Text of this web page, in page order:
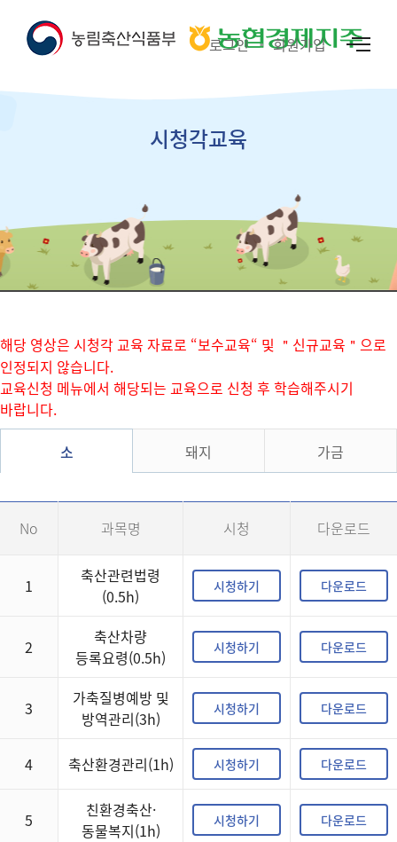
로그인 회원가입
시청각교육
해당 영상은 시청각 교육 자료로 “보수교육“ 및 ＂신규교육＂으로
인정되지 않습니다.
교육신청 메뉴에서 해당되는 교육으로 신청 후 학습해주시기
바랍니다.
소
돼지 가금
No 과목명 시청 다운로드
1
축산관련법령
(0.5h)
시청하기 다운로드
2
축산차량
등록요령(0.5h)
시청하기 다운로드
3
가축질병예방 및
방역관리(3h)
시청하기 다운로드
4 축산환경관리(1h) 시청하기 다운로드
5
친환경축산·
동물복지(1h)
시청하기 다운로드